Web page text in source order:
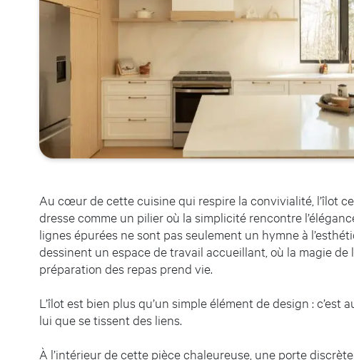
Au cœur de cette cuisine qui respire la convivialité, l’îlot
dresse comme un pilier où la simplicité rencontre
lignes épurées ne sont pas seulement un hymne à
dessinent un espace de travail accueillant, où la magie de
préparation des repas prend vie.
L’îlot est bien plus qu’un simple élément de design : c’est
lui que se tissent des liens.
À l’intérieur de cette pièce chaleureuse, une porte